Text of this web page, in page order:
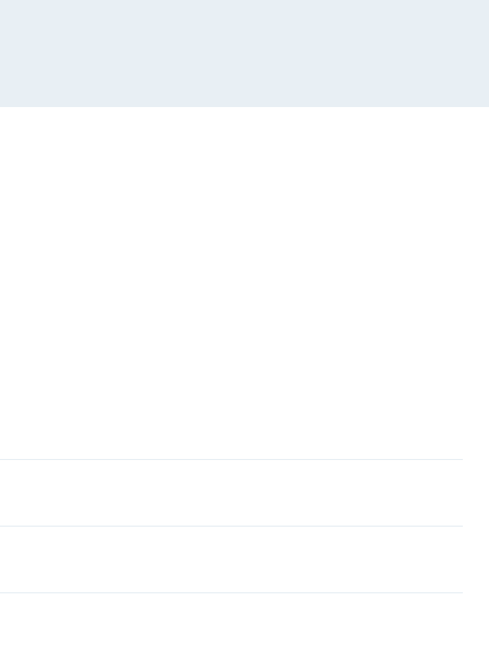
hogy teljes hozzáférést kapjon.